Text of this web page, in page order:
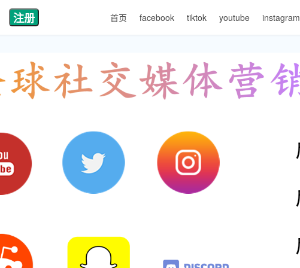
注册 首页 facebook tiktok youtube instagram